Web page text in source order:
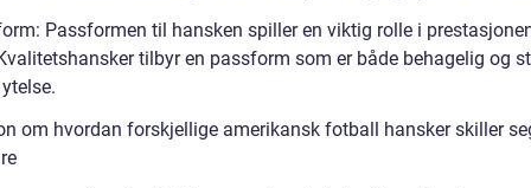
Passformen til hansken spiller en viktig rolle i
tilbyr en passform som er både behagelig og
om hvordan forskjellige amerikansk fotball hansker skiller